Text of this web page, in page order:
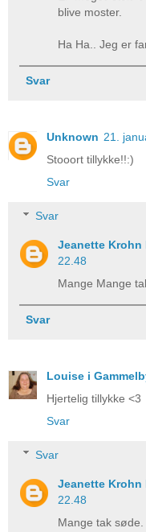
blive moster.
Ha Ha.. Jeg er
Svar
Unknown 21.
Stooort tillykke!!:)
Svar
Svar
Jeanette Krohn
22.48
Mange Mange
Svar
Louise i
Hjertelig tillykke <3
Svar
Svar
Jeanette Krohn
22.48
Mange tak søde.